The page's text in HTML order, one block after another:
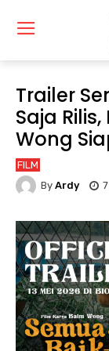
Trailer
Saja
Wong
FILM
By Ardy